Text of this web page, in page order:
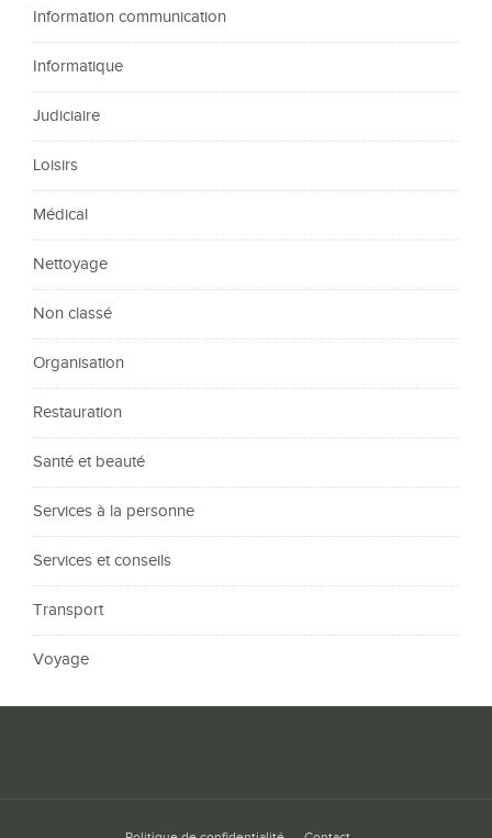
Information communication
Informatique
Judiciaire
Loisirs
Médical
Nettoyage
Non classé
Organisation
Restauration
Santé et beauté
Services à la personne
Services et conseils
Transport
Voyage